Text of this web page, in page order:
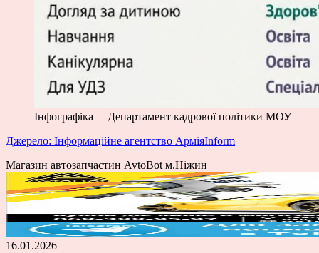
Інфографіка – Департамент кадрової політики МОУ
Джерело: Інформаційне агентство АрміяInform
Магазин автозапчастин AvtoBot м.Ніжин
16.01.2026